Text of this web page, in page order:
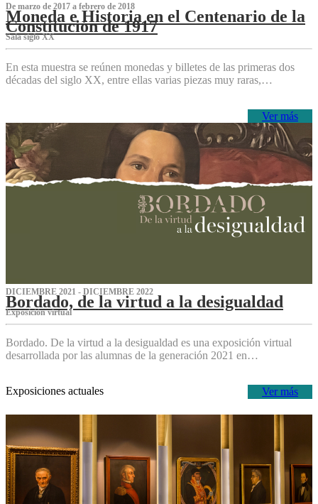
De marzo de 2017 a febrero de 2018
Moneda e Historia en el Centenario de la
Constitución de 1917
Sala siglo XX
En esta muestra se reúnen monedas y billetes de las primeras dos
décadas del siglo XX, entre ellas varias piezas muy raras,…
Ver más
DICIEMBRE 2021 - DICIEMBRE 2022
Bordado, de la virtud a la desigualdad
Exposición virtual‌
Bordado. De la virtud a la desigualdad es una exposición virtual
desarrollada por las alumnas de la generación 2021 en…
Ver más
Exposiciones actuales